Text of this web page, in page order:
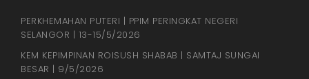
PERKHEMAHAN PUTERI | PPIM PERINGKAT NEGERI
SELANGOR | 13-15/5/2026
KEM KEPIMPINAN ROISUSH SHABAB | SAMTAJ SUNGAI
BESAR | 9/5/2026